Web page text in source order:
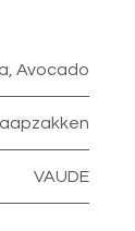
Avocado
VAUDE